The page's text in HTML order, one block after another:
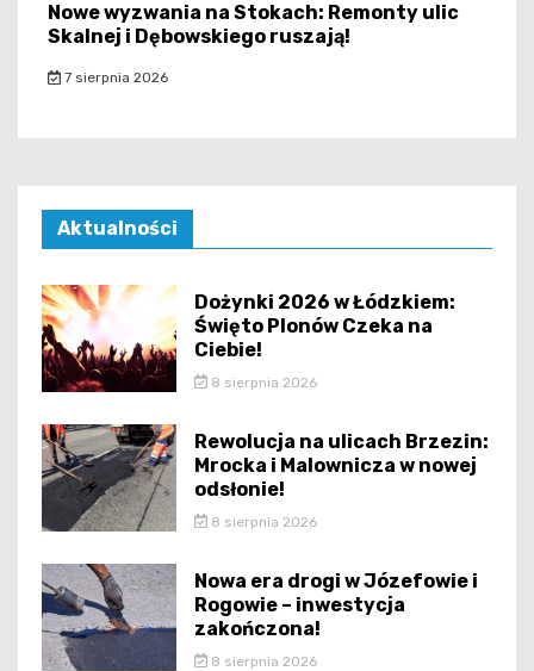
Nowe wyzwania na Stokach: Remonty ulic
Skalnej i Dębowskiego ruszają!
7 sierpnia 2026
Aktualności
Dożynki 2026 w Łódzkiem:
Święto Plonów Czeka na
Ciebie!
8 sierpnia 2026
Rewolucja na ulicach Brzezin:
Mrocka i Malownicza w nowej
odsłonie!
8 sierpnia 2026
Nowa era drogi w Józefowie i
Rogowie – inwestycja
zakończona!
8 sierpnia 2026